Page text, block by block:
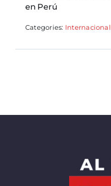
en Perú
Categories: Internacional